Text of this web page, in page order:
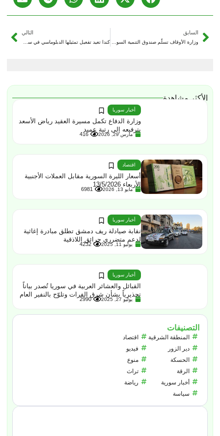
السابق التالي
الأكثر مشاهدة
أخبار سوريا
وزارة الدفاع تكمل مسيرة العقيد رياض الأسعد
بترفيعه إلى رتبة عميد
مارس 29, 2026 416
اقتصاد
أسعار الليرة السورية مقابل العملات الأجنبية
الأربعاء 13/5/2026
مايو 13, 2026 6981
أخبار سوريا
نقابة صيادلة ريف دمشق تطلق مبادرة إغاثية
لدعم متضرري حرائق اللاذقية
يوليو 11, 2025 4232
أخبار سوريا
القبائل والعشائر العربية في سوريا تُصدر بياناً
تحذيرياً بشأن شرق الفرات وتلوّح بالنفير العام
يوليو 27, 2025 2990
التصنيفات
المنطقة الشرقية
دير الزور
الحسكة
الرقة
أخبار سورية
سياسة
اقتصاد
فيديو
منوع
تراث
رياضة